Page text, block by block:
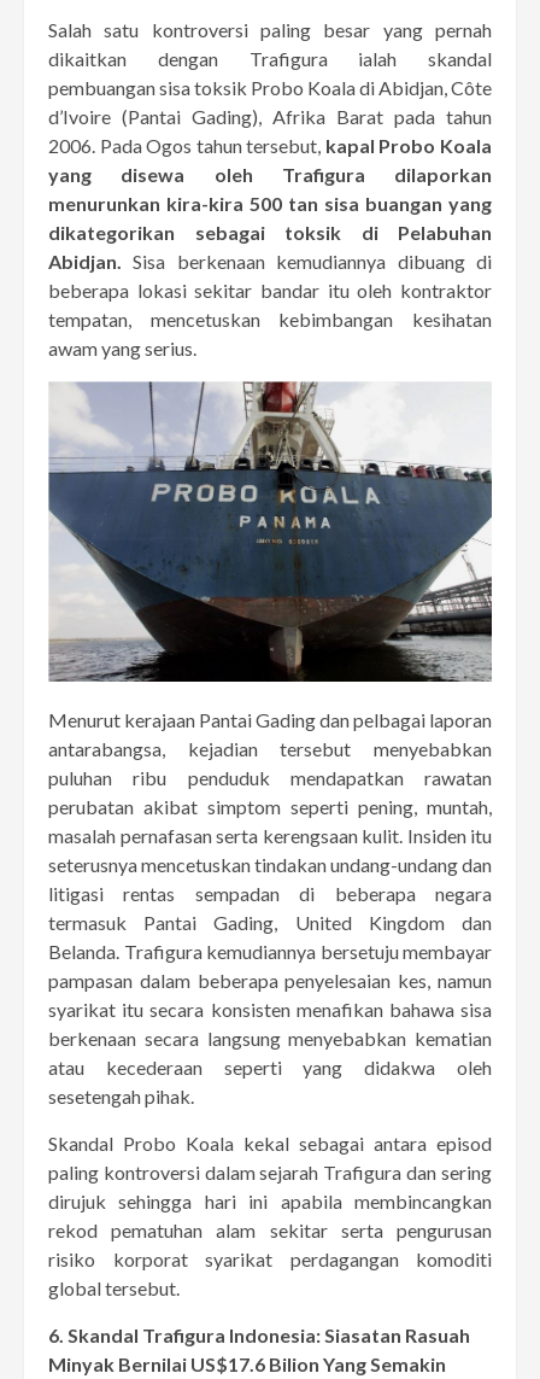
Salah satu kontroversi paling besar yang pernah
dikaitkan dengan Trafigura ialah skandal
pembuangan sisa toksik Probo Koala di Abidjan, Côte
d’Ivoire (Pantai Gading), Afrika Barat pada tahun
2006. Pada Ogos tahun tersebut, kapal Probo Koala
yang disewa oleh Trafigura dilaporkan
menurunkan kira-kira 500 tan sisa buangan yang
dikategorikan sebagai toksik di Pelabuhan
Abidjan.Sisa berkenaan kemudiannya dibuang di
beberapa lokasi sekitar bandar itu oleh kontraktor
tempatan, mencetuskan kebimbangan kesihatan
awam yang serius.
Menurut kerajaan Pantai Gading dan pelbagai laporan
antarabangsa, kejadian tersebut menyebabkan
puluhan ribu penduduk mendapatkan rawatan
perubatan akibat simptom seperti pening, muntah,
masalah pernafasan serta kerengsaan kulit. Insiden itu
seterusnya mencetuskan tindakan undang-undang dan
litigasi rentas sempadan di beberapa negara
termasuk Pantai Gading, United Kingdom dan
Belanda. Trafigura kemudiannya bersetuju membayar
pampasan dalam beberapa penyelesaian kes, namun
syarikat itu secara konsisten menafikan bahawa sisa
berkenaan secara langsung menyebabkan kematian
atau kecederaan seperti yang didakwa oleh
sesetengah pihak.
Skandal Probo Koala kekal sebagai antara episod
paling kontroversi dalam sejarah Trafigura dan sering
dirujuk sehingga hari ini apabila membincangkan
rekod pematuhan alam sekitar serta pengurusan
risiko korporat syarikat perdagangan komoditi
global tersebut.
6. Skandal Trafigura Indonesia: Siasatan Rasuah
Minyak Bernilai US$17.6 Bilion Yang Semakin